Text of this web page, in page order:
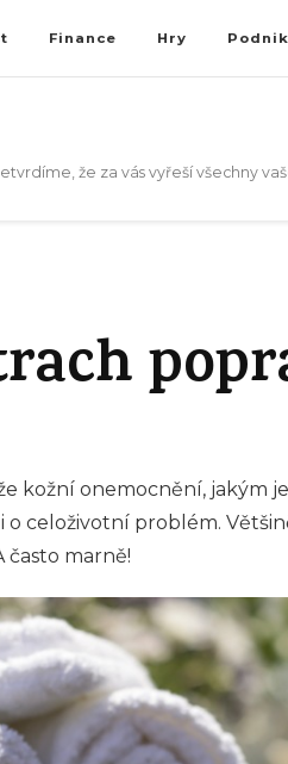
Finance Hry
že za vás vyřeší všechny
kožní onemocnění,
o celoživotní problém.
často marně!